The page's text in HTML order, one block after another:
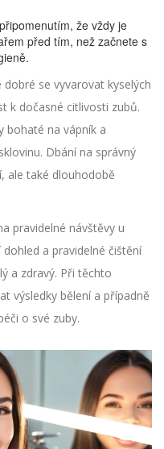
že vždy je
před tím, než začnete s
se vyvarovat kyselých
k dočasné citlivosti zubů.
bohaté na vápník a
Dbání na správný
ale také dlouhodobě
pravidelné návštěvy u
a pravidelné čištění
a zdravý. Při těchto
výsledky bělení a případně
o své zuby.